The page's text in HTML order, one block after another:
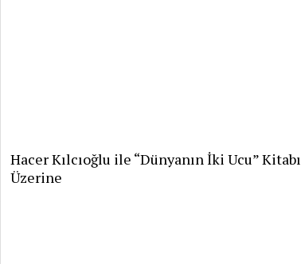
Hacer Kılcıoğlu ile “Dünyanın İki Ucu” Kitabı
Üzerine